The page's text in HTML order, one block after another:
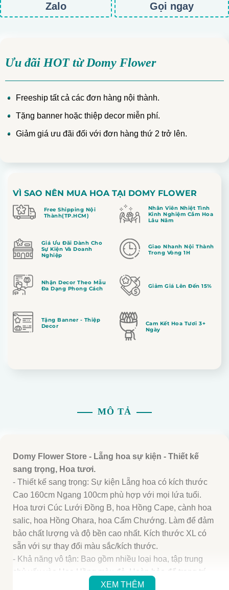
Zalo Gọi ngay
Ưu đãi HOT từ Domy Flower
Freeship tất cả các đơn hàng nội thành.
Tặng banner hoặc thiệp decor miễn phí.
Giảm giá ưu đãi đối với đơn hàng thứ 2 trở lên.
VÌ SAO NÊN MUA HOA TẠI DOMY FLOWER
Free Shipping Nội
Thành(TP.HCM)
Nhân Viên Nhiệt Tình
Kinh Nghiệm Cắm Hoa
Lâu Năm
Giá Ưu Đãi Dành Cho
Sự Kiện Và Doanh
Nghiệp
Giao Nhanh Nội Thành
Trong Vòng 1H
Nhận Decor Theo Mẫu
Đa Dạng Phong Cách
Giảm Giá Lên Đến 15%
Tặng Banner - Thiệp
Decor
Cam Kết Hoa Tươi 3+
Ngày
MÔ TẢ
Domy Flower Store - Lẵng hoa sự kiện - Thiết kế
sang trọng, Hoa tươi.
- Thiết kế sang trọng: Sự kiện Lẵng hoa có kích thước
Cao 160cm Ngang 100cm phù hợp với mọi lứa tuổi.
Hoa tươi Cúc Lưới Đồng B, hoa Hồng Cape, cành hoa
salic, hoa Hồng Ohara, hoa Cẩm Chướng. Làm để đảm
bảo chất lượng và độ bền cao nhất. Kích thước XL có
sẵn với sự thay đổi màu sắc/kích thước.
- Khả năng vô tận: Bao gồm nhiều loại hoa, tập trung
chủ yếu vào Hoa Hồng màu đỏ. Hoàn hảo để trang trí
các sự kiện và dịp. Khuyến khích phát triển kỹ năng cắm
XEM THÊM